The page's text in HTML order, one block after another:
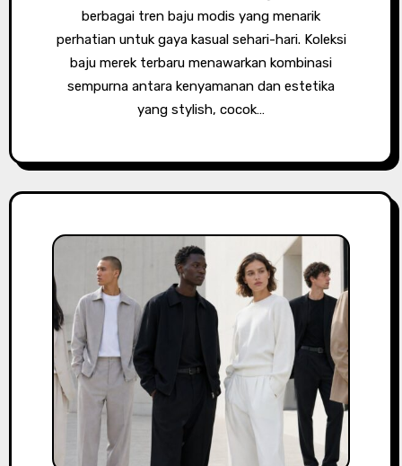
berbagai tren baju modis yang menarik
perhatian untuk gaya kasual sehari-hari. Koleksi
baju merek terbaru menawarkan kombinasi
sempurna antara kenyamanan dan estetika
yang stylish, cocok…